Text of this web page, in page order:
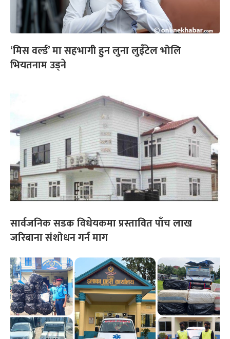
‘मिस वर्ल्ड’ मा सहभागी हुन लुना लुइँटेल भोलि
भियतनाम उड्ने
सार्वजनिक सडक विधेयकमा प्रस्तावित पाँच लाख
जरिबाना संशोधन गर्न माग